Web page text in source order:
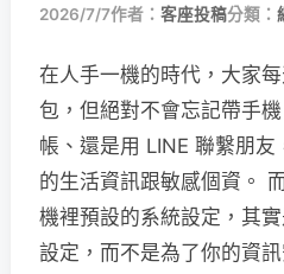
2026/7/7作者： 客座投稿分類：
在人手一機的時代，大家
包，但絕對不會忘記帶手
帳、還是用 LINE 聯繫朋
的生活資訊跟敏感個資。
機裡預設的系統設定，其
設定，而不是為了你的資